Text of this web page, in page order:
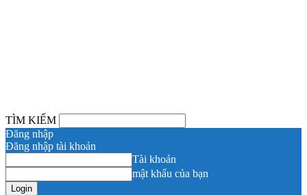
TÌM KIẾM
Đăng nhập
Đăng nhập tài khoản
Tài khoản
mật khẩu của bạn